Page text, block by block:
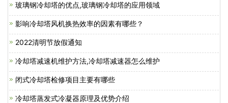
玻璃钢冷却塔的优点,玻璃钢冷却塔的应用领域
影响冷却塔风机换热效率的因素有哪些？
2022清明节放假通知
冷却塔减速机维护方法,冷却塔减速器怎么维护
闭式冷却塔检修项目主要有哪些
冷却塔蒸发式冷凝器原理及优势介绍